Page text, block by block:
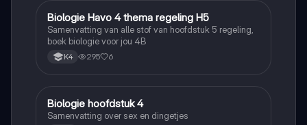
Biologie
Biologie Havo 4 thema regeling H5
Samenvatting van alle stof van hoofdstuk 5 regeling,
boek biologie voor jou 4B
K4 295 6
Biologie
Biologie hoofdstuk 4
Samenvatting over sex en dingetjes